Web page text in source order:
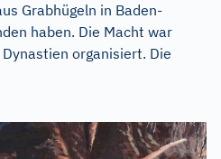
Grabhügeln in Baden-
haben. Die Macht war
organisiert. Die